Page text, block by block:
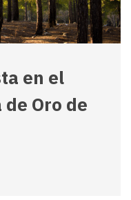
en el
Oro de